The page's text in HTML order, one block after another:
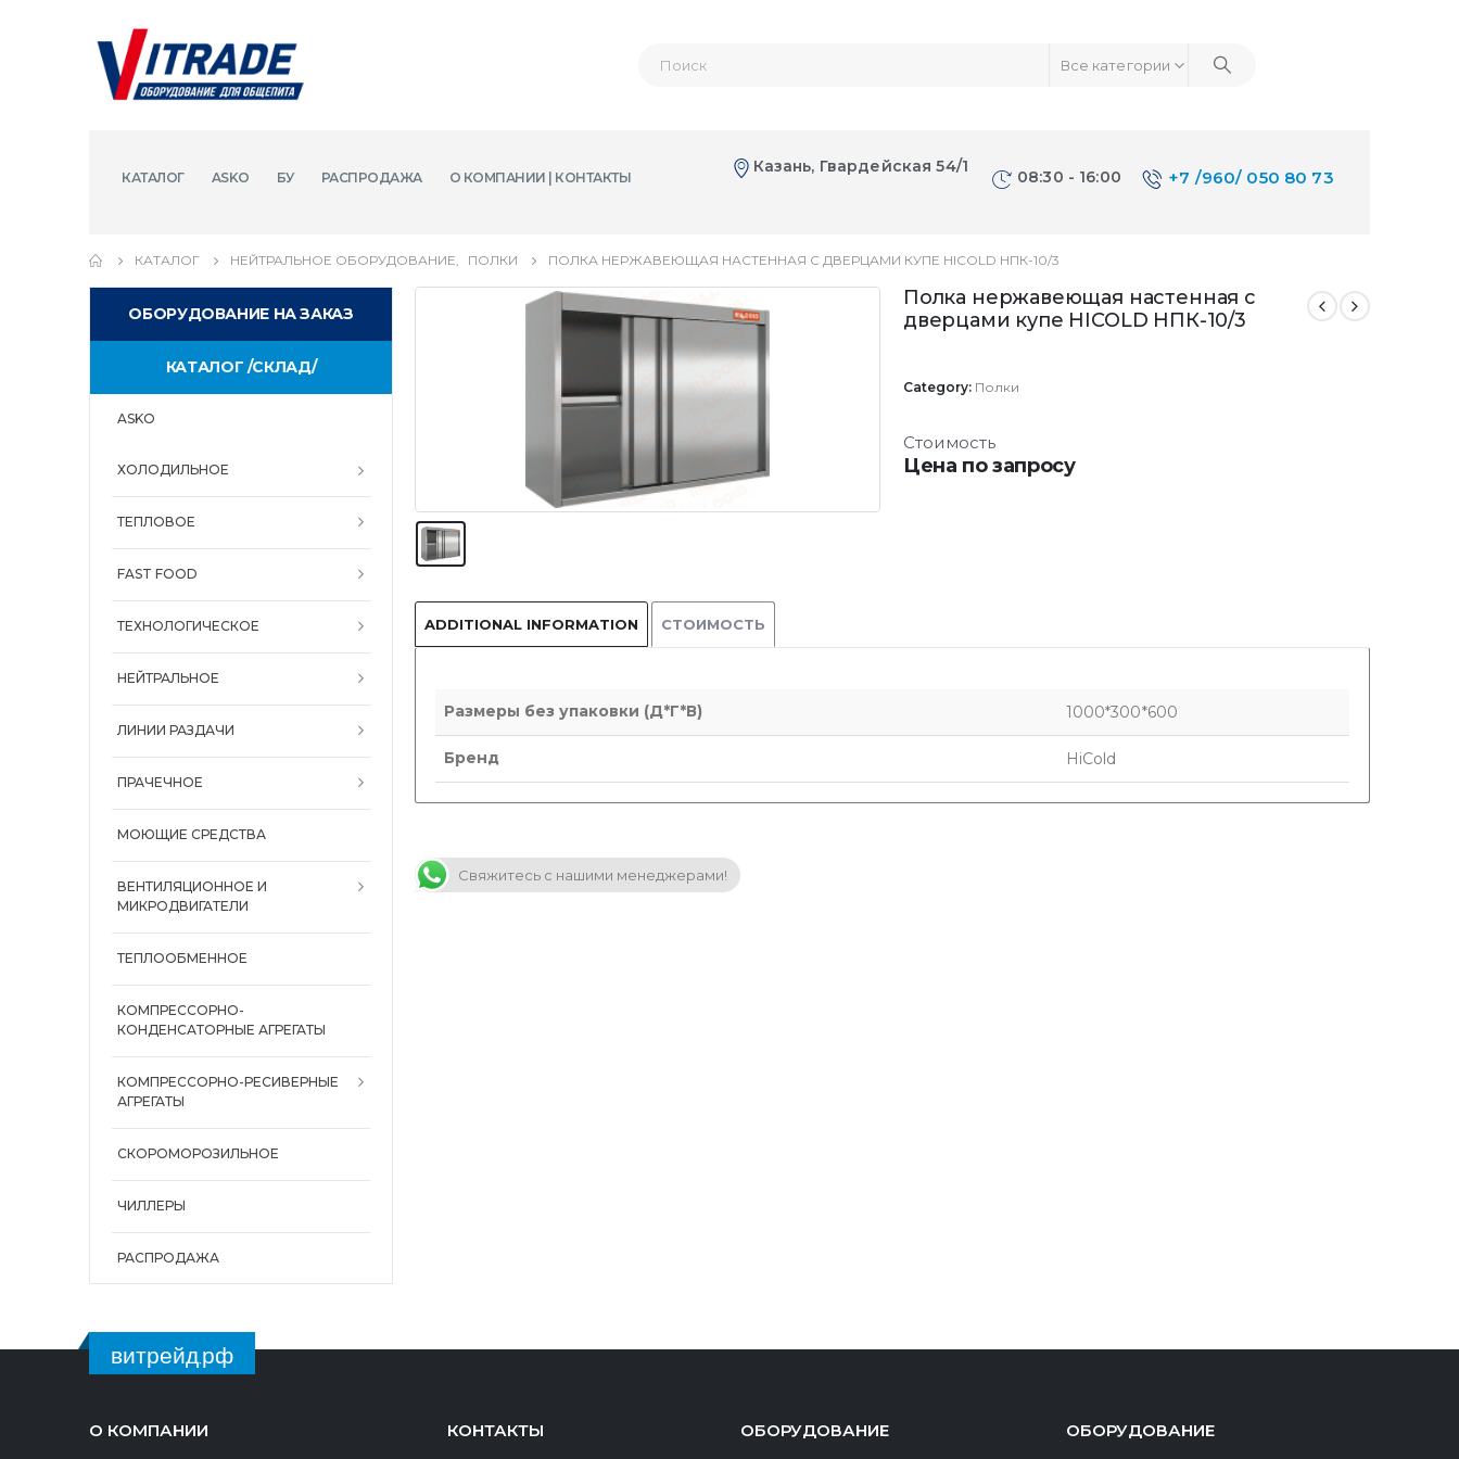
Все категории
КАТАЛОГ ASKO БУ РАСПРОДАЖА О КОМПАНИИ | КОНТАКТЫ
Казань, Гвардейская 54/1
08:30 - 16:00 +7 /960/ 050 80 73
КАТАЛОГ НЕЙТРАЛЬНОЕ ОБОРУДОВАНИЕ ПОЛКИ ПОЛКА НЕРЖАВЕЮЩАЯ НАСТЕННАЯ С ДВЕРЦАМИ КУПЕ HICOLD НПК-10/3
Полка нержавеющая настенная с
дверцами купе HICOLD НПК-10/3
Category: Полки
Стоимость
Цена по запросу
ADDITIONAL INFORMATION СТОИМОСТЬ
Размеры без упаковки (Д*Г*В) 1000*300*600
Бренд HiCold
Свяжитесь с нашими менеджерами!
ОБОРУДОВАНИЕ НА ЗАКАЗ
КАТАЛОГ /СКЛАД/
ASKO
ХОЛОДИЛЬНОЕ
ТЕПЛОВОЕ
FAST FOOD
ТЕХНОЛОГИЧЕСКОЕ
НЕЙТРАЛЬНОЕ
ЛИНИИ РАЗДАЧИ
ПРАЧЕЧНОЕ
МОЮЩИЕ СРЕДСТВА
ВЕНТИЛЯЦИОННОЕ И
МИКРОДВИГАТЕЛИ
ТЕПЛООБМЕННОЕ
КОМПРЕССОРНО-
КОНДЕНСАТОРНЫЕ АГРЕГАТЫ
КОМПРЕССОРНО-РЕСИВЕРНЫЕ
АГРЕГАТЫ
СКОРОМОРОЗИЛЬНОЕ
ЧИЛЛЕРЫ
РАСПРОДАЖА
витрейд.рф
О КОМПАНИИ КОНТАКТЫ ОБОРУДОВАНИЕ ОБОРУДОВАНИЕ